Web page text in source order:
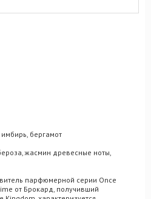
бергамот
жасмин древесные ноты,
парфюмерной серии Once
от Брокард, получивший